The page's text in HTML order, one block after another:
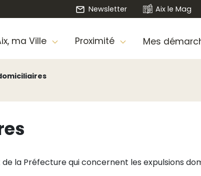
Newsletter Aix le Mag
ma Ville Proximité Mes
la Préfecture qui concernent les expulsions